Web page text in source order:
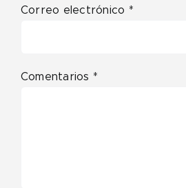
Correo electrónico *
Comentarios *